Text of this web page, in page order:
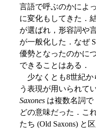
言語で呼ぶのかによ
に変化もしてきた．
が選ばれ，形容詞や
が一般化した．なぜ
優勢となったのかに
できることはある．
少なくとも8世紀か
う表現が用いられて
Saxones は複数名詞
どの意味だった．こ
たち (Old Saxons) と